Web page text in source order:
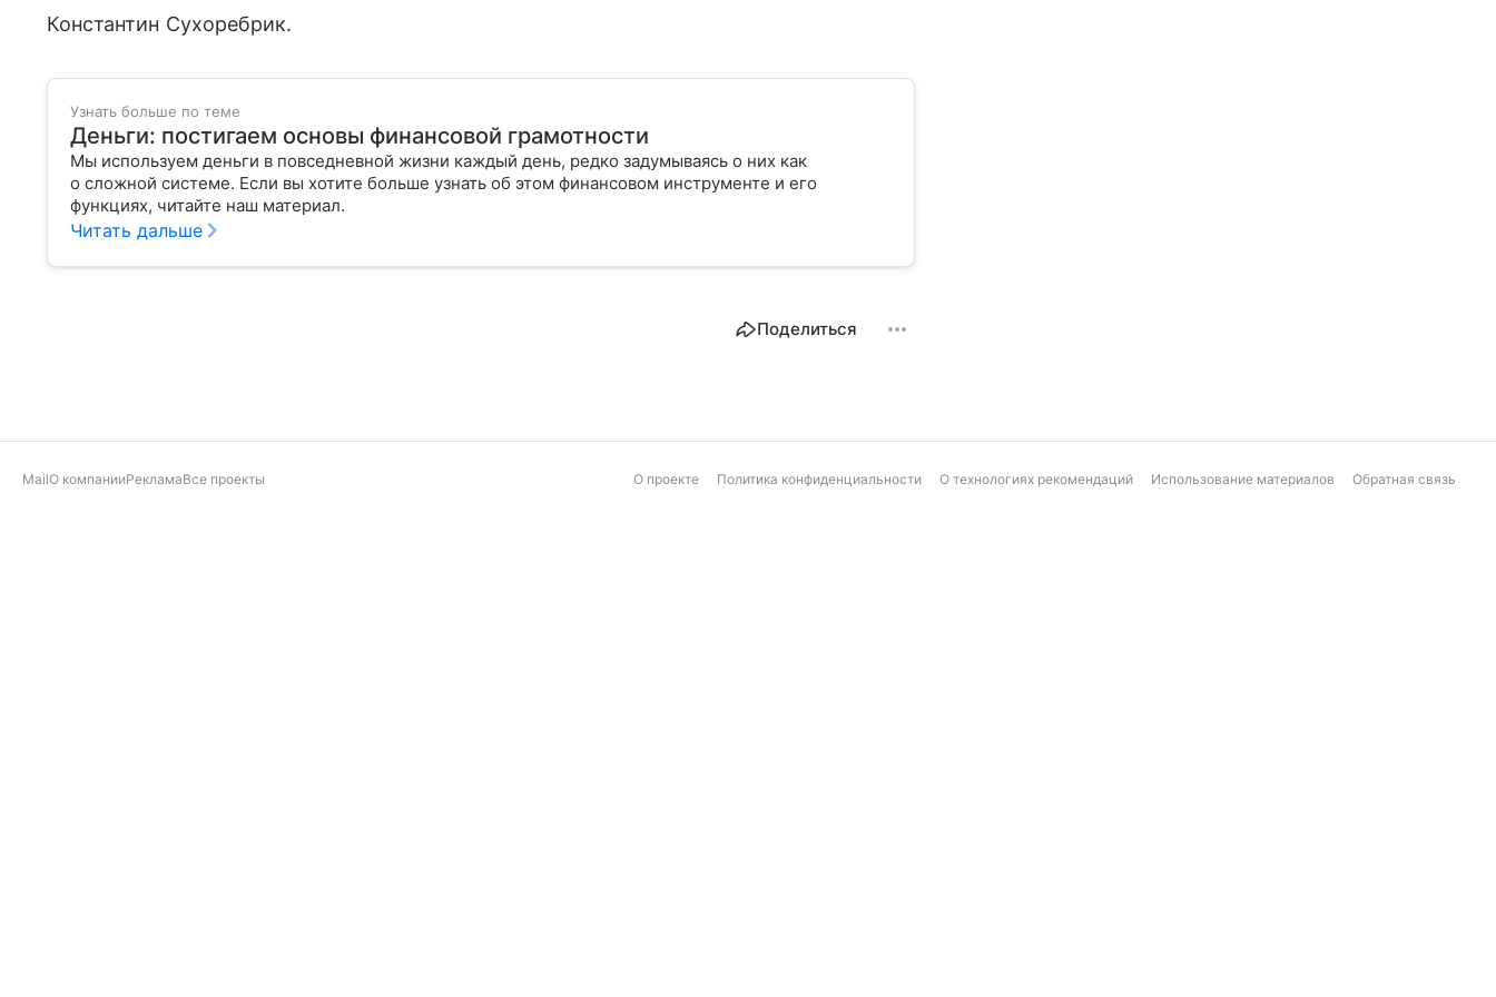
Константин Сухоребрик.
Узнать больше по теме
Деньги: постигаем основы финансовой грамотности
Мы используем деньги в повседневной жизни каждый день, редко задумываясь о них как
о сложной системе. Если вы хотите больше узнать об этом финансовом инструменте и его
функциях, читайте наш материал.
Читать дальше
Поделиться
MailО компанииРекламаВсе проекты О проекте Политика конфиденциальности О технологиях рекомендаций Использование материалов Обратная связь